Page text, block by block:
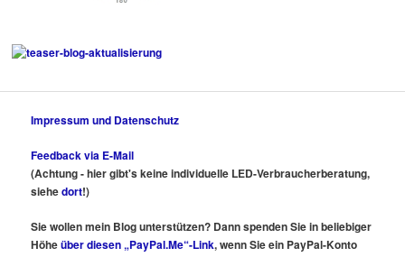
Impressum und Datenschutz
Feedback via E-Mail
(Achtung - hier gibt's keine individuelle LED-Verbraucherberatung,
siehedort!)
Sie wollen mein Blog unterstützen? Dann spenden Sie in beliebiger
Höheüber diesen „PayPal.Me“-Link, wenn Sie ein PayPal-Konto